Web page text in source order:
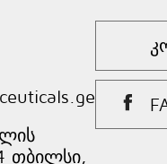
თბილსი,